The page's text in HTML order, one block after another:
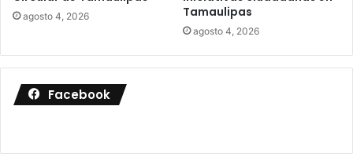
agosto 4, 2026
Tamaulipas
agosto 4, 2026
Facebook